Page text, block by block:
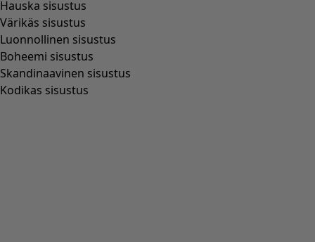
Hauska sisustus
Värikäs sisustus
Luonnollinen sisustus
Boheemi sisustus
Skandinaavinen sisustus
Kodikas sisustus